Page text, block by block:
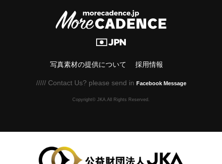
写真素材の提供について 採用情報
///// Contact Us? please send in Facebook Message
Copyright© JKA.All Rights Reserved.